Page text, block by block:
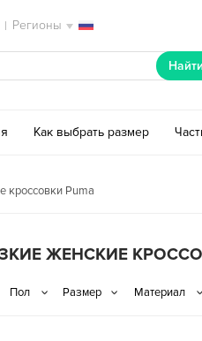
| Регионы
Найти
Как выбрать размер
кроссовки Puma
ЖЕНСКИЕ